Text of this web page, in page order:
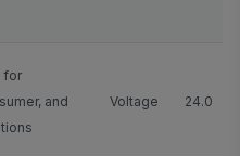
for
and
Voltage 24.0